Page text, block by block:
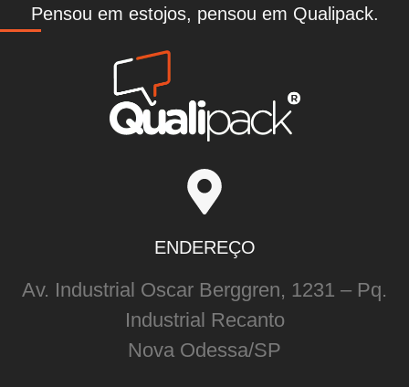
Pensou em estojos, pensou em Qualipack.
ENDEREÇO
Av. Industrial Oscar Berggren, 1231 – Pq.
Industrial Recanto
Nova Odessa/SP